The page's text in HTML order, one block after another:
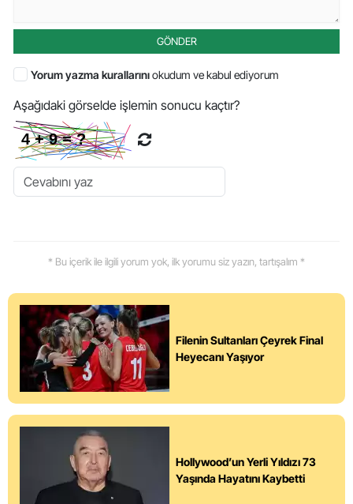
GÖNDER
Yorum yazma kurallarınıokudum ve kabul ediyorum
Aşağıdaki görselde işlemin sonucu kaçtır?
* Bu içerik ile ilgili yorum yok, ilk yorumu siz yazın, tartışalım *
Filenin Sultanları Çeyrek Final
Heyecanı Yaşıyor
Hollywood’un Yerli Yıldızı 73
Yaşında Hayatını Kaybetti